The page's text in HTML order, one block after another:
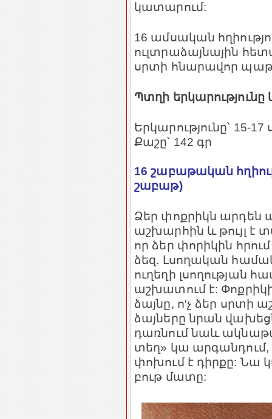
կատարում:
16 ամսական
ուլտրաձայնային
սրտի հնարավոր
Պտղի երկարությունը
Երկարությունը՝ 15-17
Քաշը՝ 142 գր
16 շաբաթական
շաբաթ)
Ձեր փոքրիկն արդեն
աշխարհին և թույլ է
որ ձեր փորիկին
ձեզ. Լսողական
ուղեղի
աշխատում է:
ձայնը, ո′չ ձեր
ձայները նրան
դառնում նաև
տեղ» կա
փոխում է դիրքը: Նա
բութ մատը: